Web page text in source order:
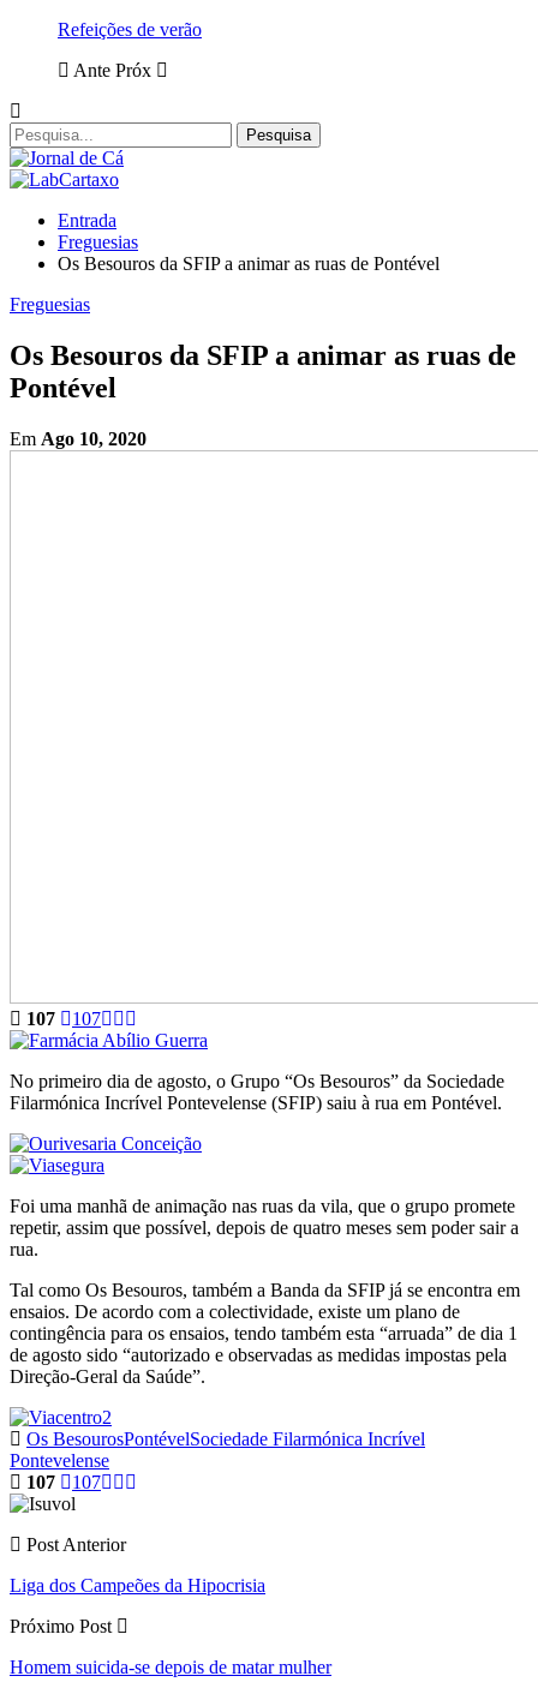
Refeições de verão
Ante Próx
Entrada
Freguesias
Os Besouros da SFIP a animar as ruas de Pontével
Freguesias
Os Besouros da SFIP a animar as ruas de
Pontével
Em Ago 10, 2020
107 107
No primeiro dia de agosto, o Grupo “Os Besouros” da Sociedade
Filarmónica Incrível Pontevelense (SFIP) saiu à rua em Pontével.
Foi uma manhã de animação nas ruas da vila, que o grupo promete
repetir, assim que possível, depois de quatro meses sem poder sair a
rua.
Tal como Os Besouros, também a Banda da SFIP já se encontra em
ensaios. De acordo com a colectividade, existe um plano de
contingência para os ensaios, tendo também esta “arruada” de dia 1
de agosto sido “autorizado e observadas as medidas impostas pela
Direção-Geral da Saúde”.
Os BesourosPontévelSociedade Filarmónica Incrível
Pontevelense
107
107
Post Anterior
Liga dos Campeões da Hipocrisia
Próximo Post
Homem suicida-se depois de matar mulher